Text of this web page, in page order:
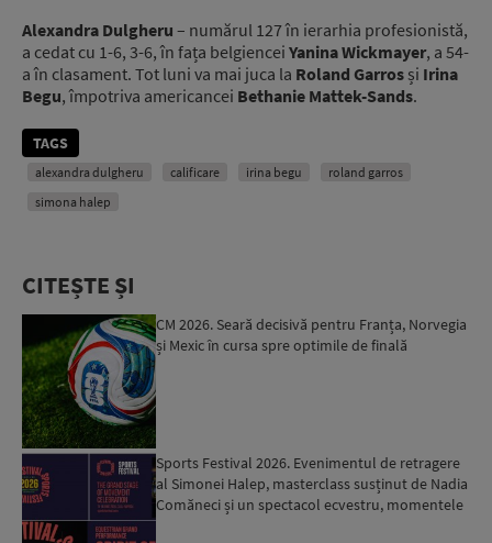
Alexandra Dulgheru – numărul 127 în ierarhia profesionistă,
a cedat cu 1-6, 3-6, în fața belgiencei Yanina Wickmayer, a 54-
a în clasament. Tot luni va mai juca la Roland Garros și Irina
Begu, împotriva americancei Bethanie Mattek-Sands.
TAGS
alexandra dulgheru calificare irina begu
roland garros
simona halep
CITEȘTE ȘI
CM 2026. Seară decisivă pentru Franța, Norvegia
și Mexic în cursa spre optimile de finală
Sports Festival 2026. Evenimentul de retragere
al Simonei Halep, masterclass susținut de Nadia
Comăneci și un spectacol ecvestru, momentele